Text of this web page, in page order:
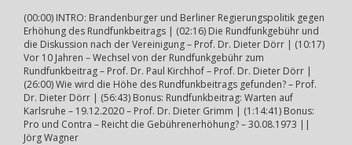
(00:00) INTRO: Brandenburger und Berliner Regierungspolitik gegen
Erhöhung des Rundfunkbeitrags | (02:16) Die Rundfunkgebühr und
die Diskussion nach der Vereinigung – Prof. Dr. Dieter Dörr | (10:17)
Vor 10 Jahren – Wechsel von der Rundfunkgebühr zum
Rundfunkbeitrag – Prof. Dr. Paul Kirchhof – Prof. Dr. Dieter Dörr |
(26:00) Wie wird die Höhe des Rundfunkbeitrags gefunden? – Prof.
Dr. Dieter Dörr | (56:43) Bonus: Rundfunkbeitrag: Warten auf
Karlsruhe – 19.12.2020 – Prof. Dr. Dieter Grimm | (1:14:41) Bonus:
Pro und Contra – Reicht die Gebührenerhöhung? – 30.08.1973 ||
Jörg Wagner